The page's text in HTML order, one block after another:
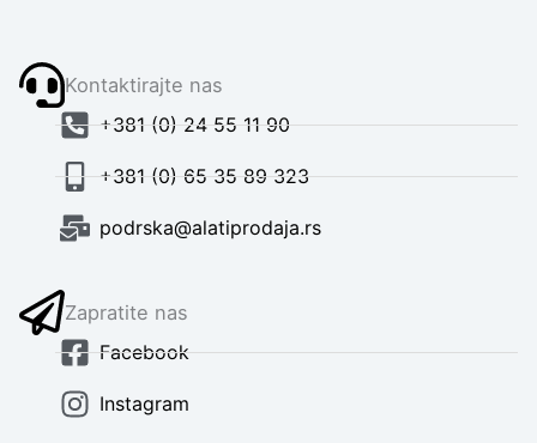
Kontaktirajte nas
+381 (0) 24 55 11 90
+381 (0) 65 35 89 323
podrska@alatiprodaja.rs
Zapratite nas
Facebook
Instagram